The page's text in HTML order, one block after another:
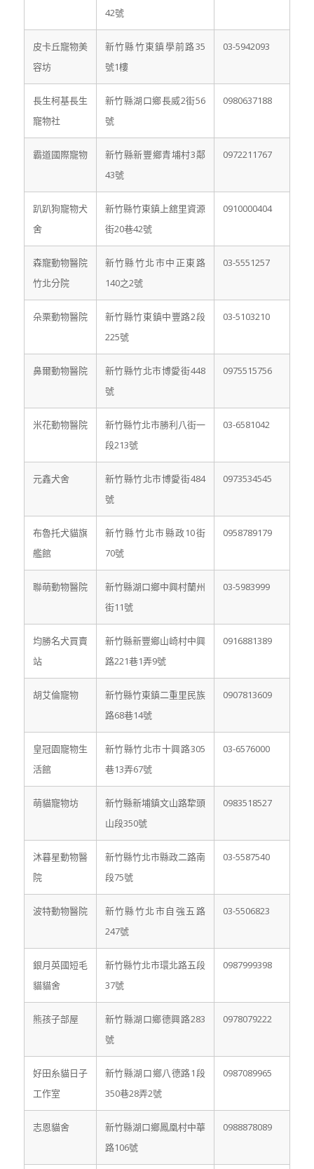
42號
皮卡丘寵物美
容坊
新竹縣竹東鎮學前路35
號1樓
03-5942093
長生柯基長生
寵物社
新竹縣湖口鄉長威2街56
號
0980637188
霸道國際寵物
新竹縣新豐鄉青埔村3鄰
43號
0972211767
趴趴狗寵物犬
舍
新竹縣竹東鎮上舘里資源
街20巷42號
0910000404
森寵動物醫院
竹北分院
新竹縣竹北市中正東路
140之2號
03-5551257
朵栗動物醫院
新竹縣竹東鎮中豐路2段
225號
03-5103210
鼻爾動物醫院
新竹縣竹北市博愛街448
號
0975515756
米花動物醫院
新竹縣竹北市勝利八街一
段213號
03-6581042
元鑫犬舍
新竹縣竹北市博愛街484
號
0973534545
布魯托犬貓旗
艦館
新竹縣竹北市縣政10街
70號
0958789179
聯萌動物醫院
新竹縣湖口鄉中興村蘭州
街11號
03-5983999
均勝名犬買賣
站
新竹縣新豐鄉山崎村中興
路221巷1弄9號
0916881389
胡艾倫寵物
新竹縣竹東鎮二重里民族
路68巷14號
0907813609
皇冠園寵物生
活館
新竹縣竹北市十興路305
巷13弄67號
03-6576000
萌貓寵物坊
新竹縣新埔鎮文山路犂頭
山段350號
0983518527
沐暮星動物醫
院
新竹縣竹北市縣政二路南
段75號
03-5587540
波特動物醫院
新竹縣竹北市自強五路
247號
03-5506823
銀月英國短毛
貓貓舍
新竹縣竹北市環北路五段
37號
0987999398
熊孩子部屋
新竹縣湖口鄉德興路283
號
0978079222
好田糸貓日子
工作室
新竹縣湖口鄉八德路1段
350巷28弄2號
0987089965
志恩貓舍
新竹縣湖口鄉鳳凰村中華
路106號
0988878089